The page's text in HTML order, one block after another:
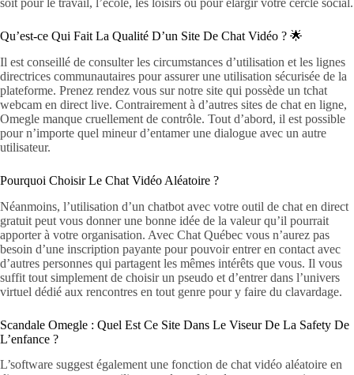
soit pour le travail, l’école, les loisirs ou pour élargir votre cercle social.
Qu’est-ce Qui Fait La Qualité D’un Site De Chat Vidéo ? 🌟
Il est conseillé de consulter les circumstances d’utilisation et les lignes
directrices communautaires pour assurer une utilisation sécurisée de la
plateforme. Prenez rendez vous sur notre site qui possède un tchat
webcam en direct live. Contrairement à d’autres sites de chat en ligne,
Omegle manque cruellement de contrôle. Tout d’abord, il est possible
pour n’importe quel mineur d’entamer une dialogue avec un autre
utilisateur.
Pourquoi Choisir Le Chat Vidéo Aléatoire ?
Néanmoins, l’utilisation d’un chatbot avec votre outil de chat en direct
gratuit peut vous donner une bonne idée de la valeur qu’il pourrait
apporter à votre organisation. Avec Chat Québec vous n’aurez pas
besoin d’une inscription payante pour pouvoir entrer en contact avec
d’autres personnes qui partagent les mêmes intérêts que vous. Il vous
suffit tout simplement de choisir un pseudo et d’entrer dans l’univers
virtuel dédié aux rencontres en tout genre pour y faire du clavardage.
Scandale Omegle : Quel Est Ce Site Dans Le Viseur De La Safety De
L’enfance ?
L’software suggest également une fonction de chat vidéo aléatoire en